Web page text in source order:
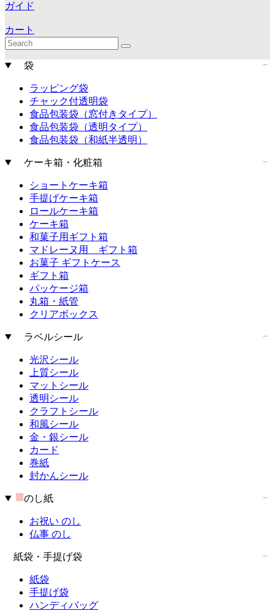
ガイド
カート
袋
ラッピング袋
チャック付透明袋
食品包装袋（窓付きタイプ）
食品包装袋（透明タイプ）
食品包装袋（和紙半透明）
ケーキ箱・化粧箱
ショートケーキ箱
手提げケーキ箱
ロールケーキ箱
ケーキ箱
和菓子用ギフト箱
マドレーヌ用 ギフト箱
お菓子 ギフトケース
ギフト箱
パッケージ箱
丸箱・紙管
クリアボックス
ラベルシール
光沢シール
上質シール
マットシール
透明シール
クラフトシール
和風シール
金・銀シール
カード
巻紙
封かんシール
のし紙
お祝い のし
仏事 のし
紙袋・手提げ袋
紙袋
手提げ袋
ハンディバッグ